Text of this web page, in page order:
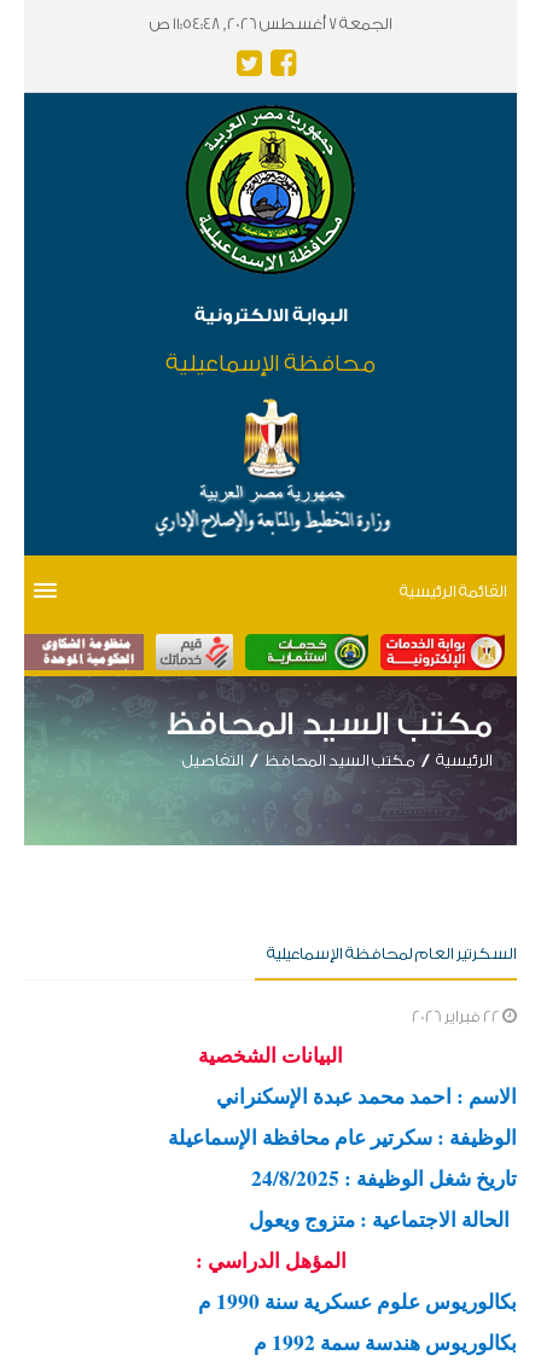
الجمعة 7 أغسطس 2026, 11:54:48 ص
البوابة الالكترونية
محافظة الإسماعيلية
القائمة الرئيسية
مكتب السيد المحافظ
الرئيسية مكتب السيد المحافظ التفاصيل
السكرتير العام لمحافظة الإسماعيلية
​البيانات الشخصية
الاسم : احمد محمد عبدة الإسكنراني
الوظيفة : سكرتير عام محافظة الإسماعيلة
تاريخ شغل الوظيفة : 24/8/2025
الحالة الاجتماعية : متزوج ويعول
المؤهل الدراسي :
بكالوريوس علوم عسكرية سنة 1990 م
بكالوريوس هندسة سمة 1992 م